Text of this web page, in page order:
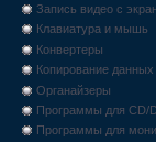
Запись видео с
Клавиатура и мышь
Конвертеры
Копирование данных
Органайзеры
Программы для CD/
Программы для